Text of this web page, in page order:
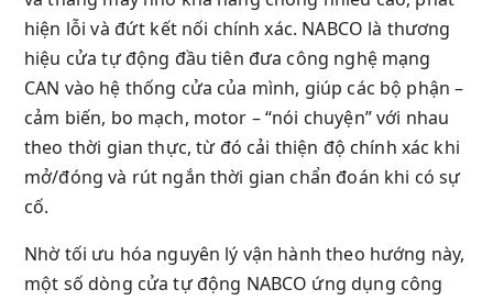
hiện lỗi và đứt kết nối chính xác. NABCO là thương
hiệu cửa tự động đầu tiên đưa công nghệ mạng
CAN vào hệ thống cửa của mình, giúp các bộ phận –
cảm biến, bo mạch, motor – “nói chuyện” với nhau
theo thời gian thực, từ đó cải thiện độ chính xác khi
mở/đóng và rút ngắn thời gian chẩn đoán khi có sự
cố.
Nhờ tối ưu hóa nguyên lý vận hành theo hướng này,
một số dòng cửa tự động NABCO ứng dụng công